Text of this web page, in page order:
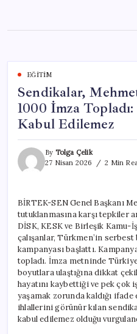
content
EĞITIM
Sendikalar,
1000 İmza
Kabul Edilemez
By Tolga Çelik
27 Nisan 2026
2 Min
BİRTEK-SEN Genel Başkanı
tutuklanmasına karşı tepkiler
DİSK, KESK ve Birleşik Kamu-
çalışanlar, Türkmen’in serbest
kampanyası başlattı.
topladı. İmza metninde
boyutlara ulaştığına dikkat
hayatını kaybettiği ve pek çok
yaşamak zorunda kaldığı ifade
ihlallerini görünür kılan
kabul edilemez olduğu